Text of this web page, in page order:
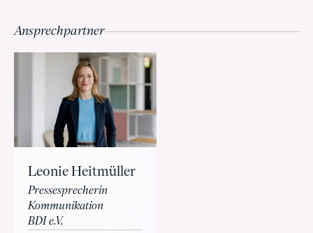
Ansprechpartner
Leonie Heitmüller
Pressesprecherin
Kommunikation
BDI e.V.